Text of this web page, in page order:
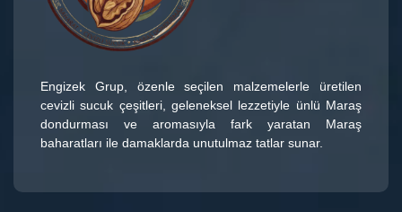
Engizek Grup, özenle seçilen malzemelerle üretilen
cevizli sucuk çeşitleri, geleneksel lezzetiyle ünlü Maraş
dondurması ve aromasıyla fark yaratan Maraş
baharatları ile damaklarda unutulmaz tatlar sunar.